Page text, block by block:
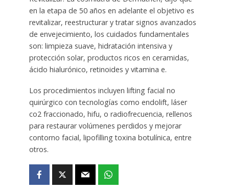
en la etapa de 50 años en adelante el objetivo es
revitalizar, reestructurar y tratar signos avanzados
de envejecimiento, los cuidados fundamentales
son: limpieza suave, hidratación intensiva y
protección solar, productos ricos en ceramidas,
ácido hialurónico, retinoides y vitamina e.
Los procedimientos incluyen lifting facial no
quirúrgico con tecnologías como endolift, láser
co2 fraccionado, hifu, o radiofrecuencia, rellenos
para restaurar volúmenes perdidos y mejorar
contorno facial, lipofilling toxina botulínica, entre
otros.